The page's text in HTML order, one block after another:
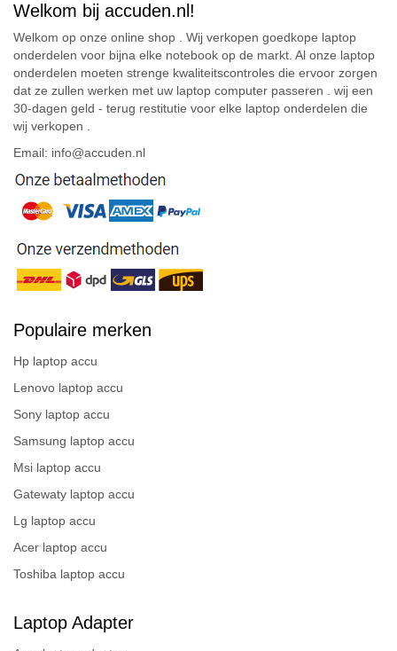
Welkom bij accuden.nl!
Welkom op onze online shop . Wij verkopen goedkope laptop
onderdelen voor bijna elke notebook op de markt. Al onze laptop
onderdelen moeten strenge kwaliteitscontroles die ervoor zorgen
dat ze zullen werken met uw laptop computer passeren . wij een
30-dagen geld - terug restitutie voor elke laptop onderdelen die
wij verkopen .
Email: info@accuden.nl
Populaire merken
Hp laptop accu
Lenovo laptop accu
Sony laptop accu
Samsung laptop accu
Msi laptop accu
Gatewaty laptop accu
Lg laptop accu
Acer laptop accu
Toshiba laptop accu
Laptop Adapter